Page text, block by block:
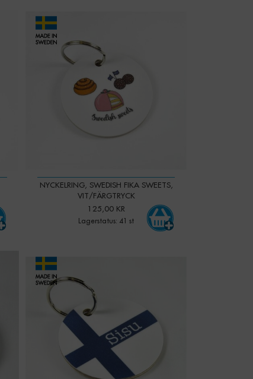
NYCKELRING, SWEDISH FIKA SWEETS,
VIT/FÄRGTRYCK
125,00 KR
Lagerstatus: 41 st
Qty:
Qty: